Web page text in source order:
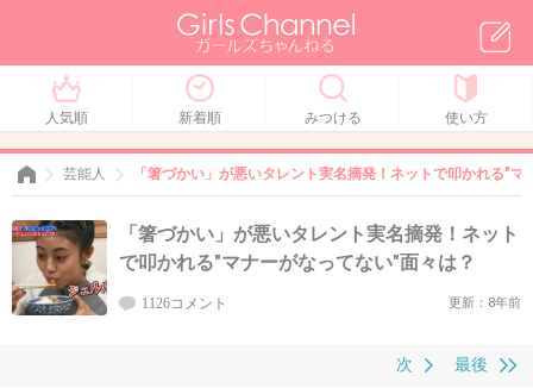
人気順 新着順 みつける 使い方
芸能人 「箸づかい」が悪いタレント実名摘発！ネットで叩かれる"
「箸づかい」が悪いタレント実名摘発！ネット
で叩かれる"マナーがなってない"面々は？
1126コメント 更新：8年前
最後
次